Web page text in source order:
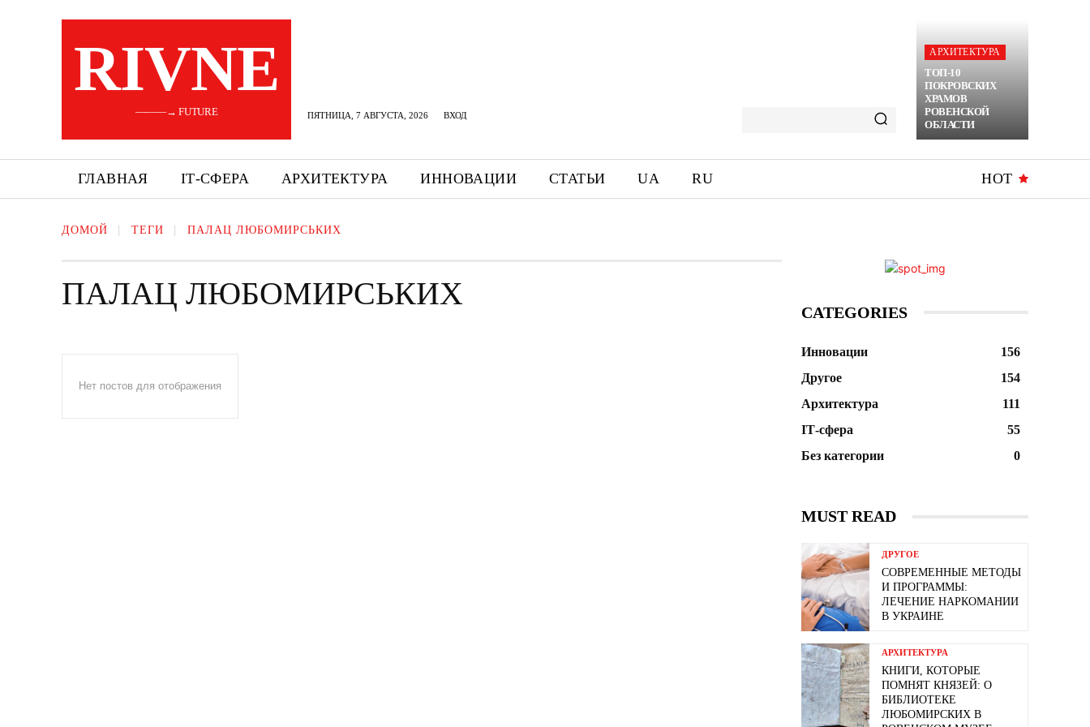
RIVNE
———→ FUTURE ПЯТНИЦА, 7 АВГУСТА, 2026 ВХОД
АРХИТЕКТУРА
ТОП-10
ПОКРОВСКИХ
ХРАМОВ
РОВЕНСКОЙ
ОБЛАСТИ
ГЛАВНАЯ ІТ-СФЕРА АРХИТЕКТУРА ИННОВАЦИИ СТАТЬИ UA RU HOT
ДОМОЙ ТЕГИ ПАЛАЦ ЛЮБОМИРСЬКИХ
ПАЛАЦ ЛЮБОМИРСЬКИХ
Нет постов для отображения
CATEGORIES
Инновации
156
Другое
154
Архитектура
111
ІТ-сфера
55
Без категории
0
MUST READ
ДРУГОЕ
СОВРЕМЕННЫЕ МЕТОДЫ
И ПРОГРАММЫ:
ЛЕЧЕНИЕ НАРКОМАНИИ
В УКРАИНЕ
АРХИТЕКТУРА
КНИГИ, КОТОРЫЕ
ПОМНЯТ КНЯЗЕЙ: О
БИБЛИОТЕКЕ
ЛЮБОМИРСКИХ В